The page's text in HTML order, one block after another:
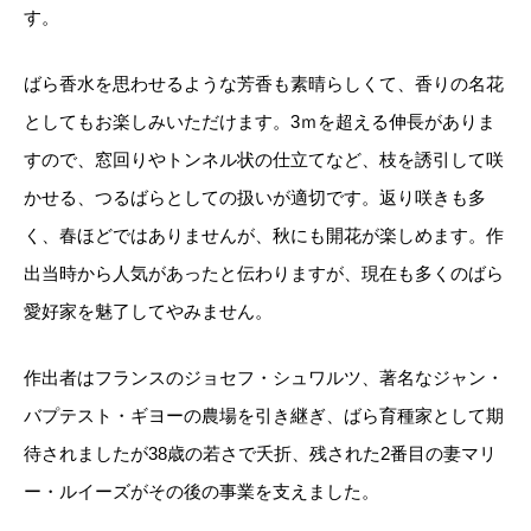
t
r
i
事前のお見積もりがご希望の場合は「お問い合わせフ
ォーム」よりご連絡をお願いいたします。
す。
ばら香水を思わせるような芳香も素晴らしくて、香りの名花
としてもお楽しみいただけます。3ｍを超える伸長がありま
すので、窓回りやトンネル状の仕立てなど、枝を誘引して咲
かせる、つるばらとしての扱いが適切です。返り咲きも多
く、春ほどではありませんが、秋にも開花が楽しめます。作
出当時から人気があったと伝わりますが、現在も多くのばら
愛好家を魅了してやみません。
作出者はフランスのジョセフ・シュワルツ、著名なジャン・
バプテスト・ギヨーの農場を引き継ぎ、ばら育種家として期
待されましたが38歳の若さで夭折、残された2番目の妻マリ
ー・ルイーズがその後の事業を支えました。